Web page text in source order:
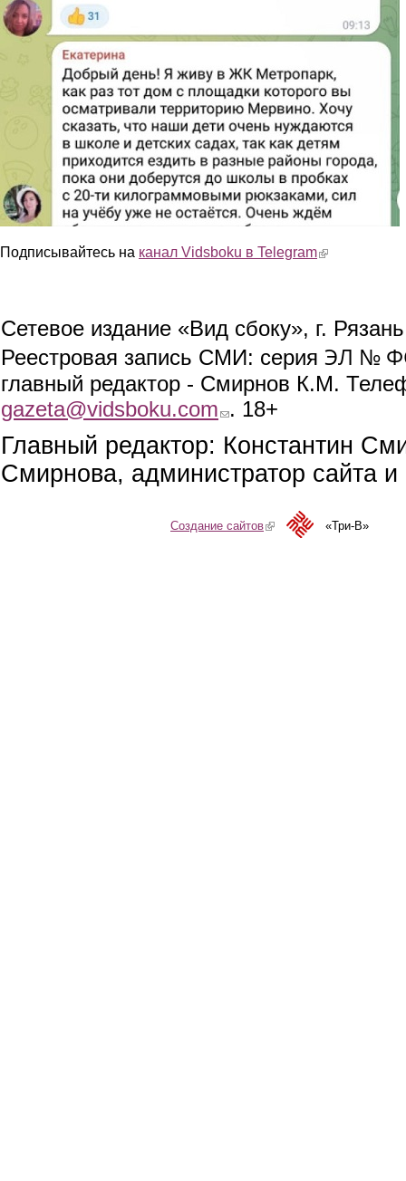
Подписывайтесь на канал Vidsboku в Telegram(link is external)
Сетевое издание «Вид сбоку», г.
Реестровая запись СМИ: серия ЭЛ №
главный редактор - Смирнов К.М.
gazeta@vidsboku.com (link sends e-mail)
. 18+
Главный редактор: Константин
Смирнова, администратор сайта
Создание сайтов(link is external)«Три-В»